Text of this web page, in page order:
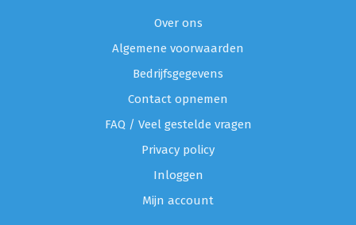
Over ons
Algemene voorwaarden
Bedrijfsgegevens
Contact opnemen
FAQ / Veel gestelde vragen
Privacy policy
Inloggen
Mijn account